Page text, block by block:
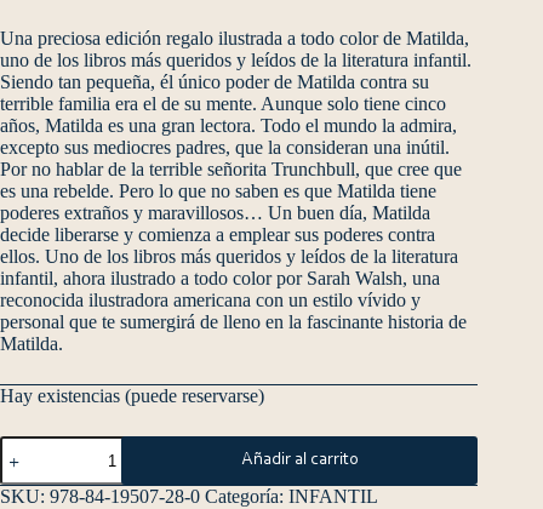
Una preciosa edición regalo ilustrada a todo color de Matilda,
uno de los libros más queridos y leídos de la literatura infantil.
Siendo tan pequeña, él único poder de Matilda contra su
terrible familia era el de su mente. Aunque solo tiene cinco
años, Matilda es una gran lectora. Todo el mundo la admira,
excepto sus mediocres padres, que la consideran una inútil.
Por no hablar de la terrible señorita Trunchbull, que cree que
es una rebelde. Pero lo que no saben es que Matilda tiene
poderes extraños y maravillosos… Un buen día, Matilda
decide liberarse y comienza a emplear sus poderes contra
ellos. Uno de los libros más queridos y leídos de la literatura
infantil, ahora ilustrado a todo color por Sarah Walsh, una
reconocida ilustradora americana con un estilo vívido y
personal que te sumergirá de lleno en la fascinante historia de
Matilda.
Hay existencias (puede reservarse)
Añadir al carrito
SKU: 978-84-19507-28-0 Categoría: INFANTIL